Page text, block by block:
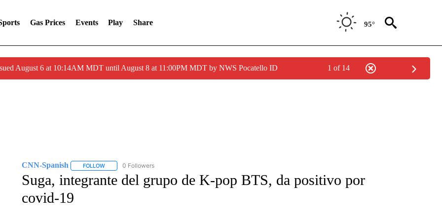
Gas Prices Events Play Share 95°
August 6 at 10:14AM MDT until August 8 at 11:00PM MDT by NWS Pocatello ID 1 of 14
CNN-Spanish FOLLOWFOLLOW "CNN-SPANISH" TO RECEIVE NOTIFICATIONS ABOUT NEW PAGES ON "CNN-SPANISH".
0 Followers
Suga, integrante del grupo de K-pop BTS, da positivo por
covid-19